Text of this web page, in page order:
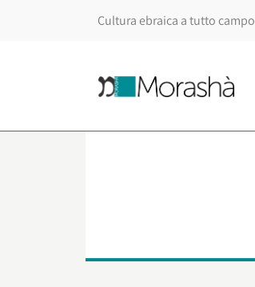
Cultura ebraica a tutto campo